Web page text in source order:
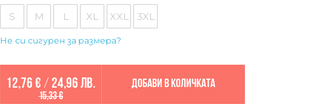
S M L XL XXL 3XL
Не си сигурен за размера?
12,76 € / 24,96 лв.
15,33 €
Добави в количката